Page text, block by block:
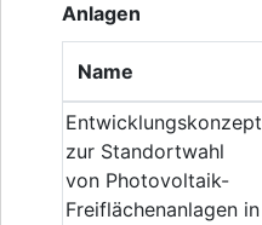
Anlagen
Name
Entwicklungskonzept
zur Standortwahl
von Photovoltaik-
Freiflächenanlagen in